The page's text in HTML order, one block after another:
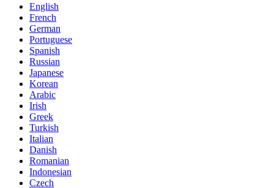
English
French
German
Portuguese
Spanish
Russian
Japanese
Korean
Arabic
Irish
Greek
Turkish
Italian
Danish
Romanian
Indonesian
Czech